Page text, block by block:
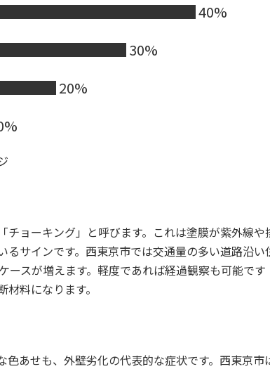
40%
30%
20%
ョーキング」と呼びます。これは塗膜が紫外線や
サインです。西東京市では交通量の多い道路沿い
スが増えます。軽度であれば経過観察も可能です
料になります。
あせも、外壁劣化の代表的な症状です。西東京市